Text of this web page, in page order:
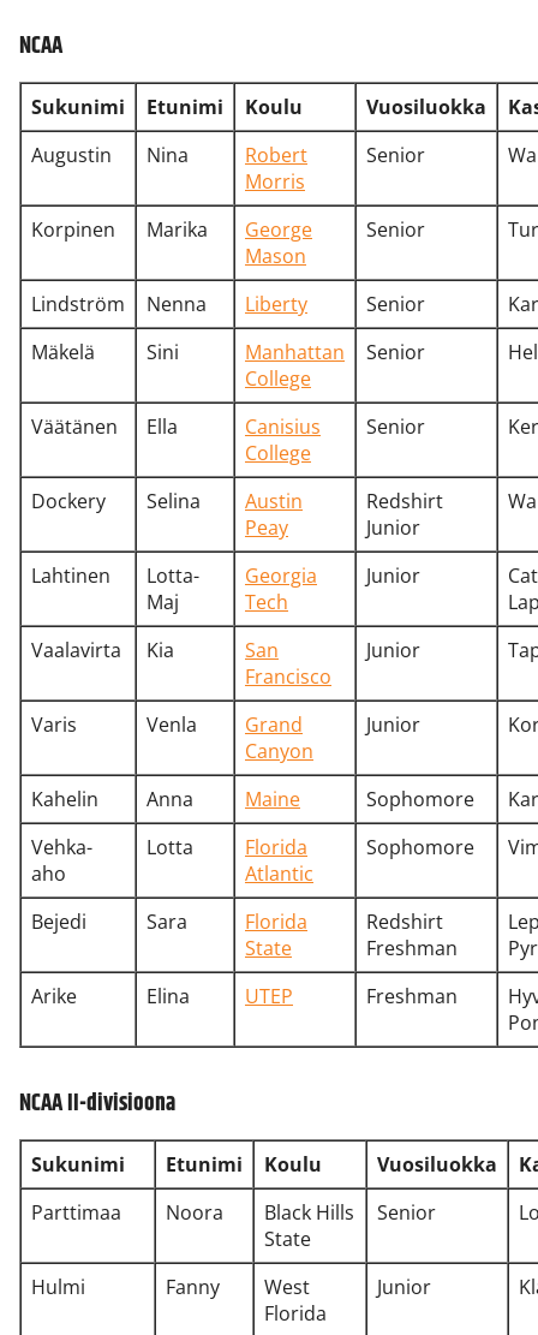
NCAA
Sukunimi Etunimi Koulu Vuosiluokka
Augustin
Nina
Robert
Morris
Senior
Korpinen Marika
George
Mason
Senior
Lindström Nenna Liberty Senior
Mäkelä
Sini
Manhattan
College
Senior
Väätänen Ella
Canisius
College
Senior
Dockery Selina
Austin
Peay
Redshirt
Junior
Lahtinen
Lotta-
Maj
Georgia
Tech
Junior
Vaalavirta
Kia
San
Francisco
Junior
Varis Venla
Grand
Canyon
Junior
Kahelin Anna Maine Sophomore
Vehka-
aho
Lotta
Florida
Atlantic
Sophomore
Bejedi Sara
Florida
State
Redshirt
Freshman
Arike
Elina UTEP Freshman
NCAA II-divisioona
Sukunimi Etunimi Koulu Vuosiluokka
Parttimaa
Noora
Black Hills
State
Senior
Hulmi Fanny
West
Florida
Junior